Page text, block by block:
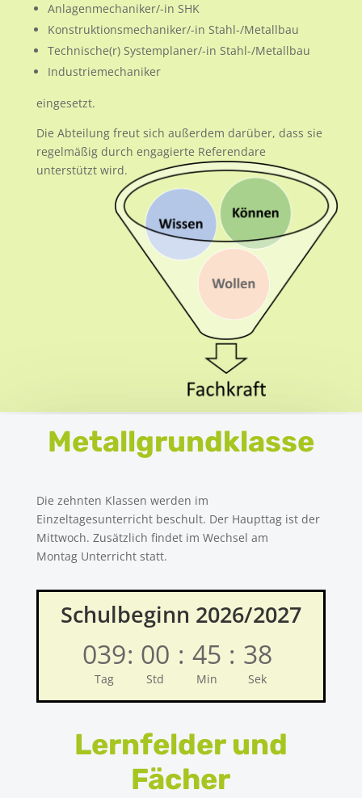
Anlagenmechaniker/-in SHK
Konstruktionsmechaniker/-in Stahl-/Metallbau
Technische(r) Systemplaner/-in Stahl-/Metallbau
Industriemechaniker
eingesetzt.
Die Abteilung freut sich außerdem darüber, dass sie
regelmäßig durch engagierte Referendare
unterstützt wird.
Metallgrundklasse
Die zehnten Klassen werden im
Einzeltagesunterricht beschult. Der Haupttag ist der
Mittwoch. Zusätzlich findet im Wechsel am
MontagUnterricht statt.
Schulbeginn 2026/2027
039
Tag
: 00
Std
: 45
Min
: 37
Sek
Lernfelder und
Fächer